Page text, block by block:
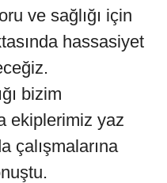
ve sağlığı için
hassasiyet
bizim
ekiplerimiz yaz
çalışmalarına